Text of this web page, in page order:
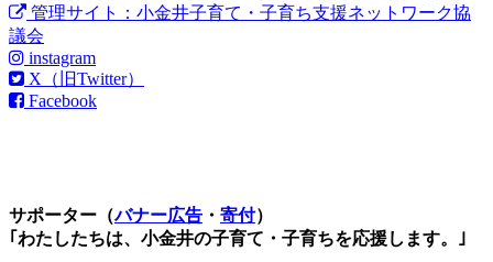
管理サイト：小金井子育て・子育ち支援ネットワーク協
議会
instagram
X（旧Twitter）
Facebook
サポーター（バナー広告 ・ 寄付）
｢わたしたちは、小金井の子育て・子育ちを応援します。｣